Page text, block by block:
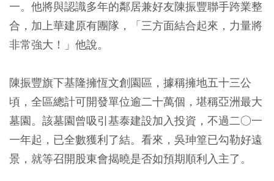
一。他將與認識多年的鄰居兼好友陳振豐聯手跨業整
合，加上華建原有團隊，「三方面結合起來，力量將
非常強大！」他說。
陳振豐旗下基隆擁恆文創園區，據稱擁地五十三公
頃，全區總計可開發單位逾二十萬個，堪稱亞洲最大
墓園。該墓園曾吸引基泰建設加入投資，不過二○一
一年起，已全數獲利了結。看來，吳珅篁已勾勒好遠
景，就等召開股東會揭曉是否如預期順利入主了。